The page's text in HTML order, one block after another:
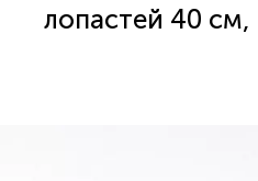
лопастей 40